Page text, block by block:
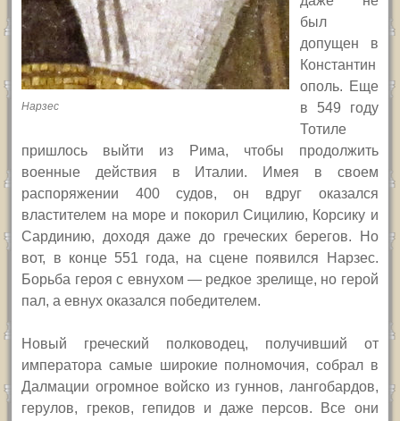
Нарзес
был
допущен в
Константин
ополь. Еще
в 549 году
Тотиле
пришлось выйти из Рима, чтобы продолжить
военные действия в Италии. Имея в своем
распоряжении 400 судов, он вдруг оказался
властителем на море и покорил Сицилию, Корсику и
Сардинию, доходя даже до греческих берегов. Но
вот, в конце 551 года, на сцене появился Нарзес.
Борьба героя с евнухом — редкое зрелище, но герой
пал, а евнух оказался победителем.
Новый греческий полководец, получивший от
императора самые широкие полномочия, собрал в
Далмации огромное войско из гуннов, лангобардов,
герулов, греков, гепидов и даже персов. Все они